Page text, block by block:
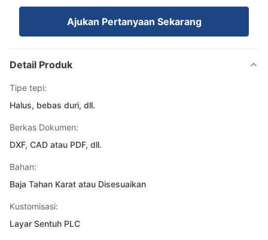
Ajukan Pertanyaan Sekarang
Detail Produk
Tipe tepi:
Halus, bebas duri, dll.
Berkas Dokumen:
DXF, CAD atau PDF, dll.
Bahan:
Baja Tahan Karat atau Disesuaikan
Kustomisasi:
Layar Sentuh PLC